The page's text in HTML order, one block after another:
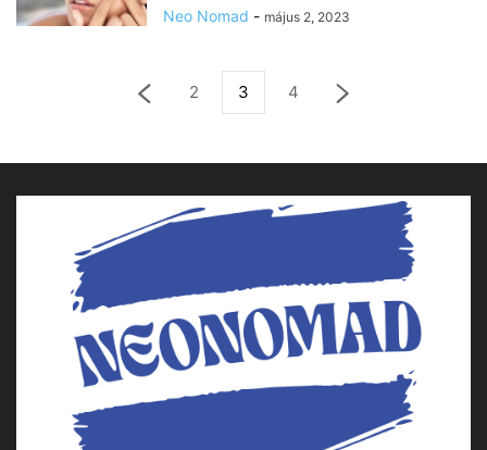
Neo Nomad - május 2, 2023
2 3 4